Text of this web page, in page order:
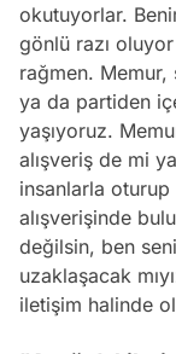
okutuyorlar.
gönlü razı
rağmen.
ya da partiden
yaşıyoruz.
alışveriş de mi
insanlarla
alışverişinde
değilsin, ben
uzaklaşacak
iletişim halinde